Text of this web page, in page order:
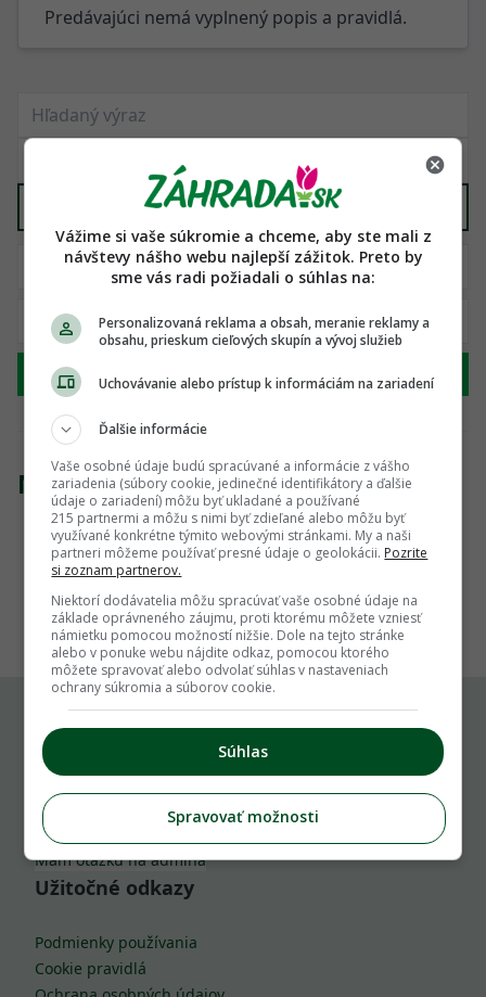
Predávajúci nemá vyplnený popis a pravidlá.
Všetko ostatné
Hľadať
Nenašli sme žiadny produkt
1
Komu môžeš napísať
info@zahrada.sk
Nahlás chybu
Mám otázku na admina
Užitočné odkazy
Podmienky používania
Cookie pravidlá
Vážime si vaše súkromie a chceme, aby ste mali z
návštevy nášho webu najlepší zážitok. Preto by
sme vás radi požiadali o súhlas na:
Personalizovaná reklama a obsah, meranie reklamy a
obsahu, prieskum cieľových skupín a vývoj služieb
Uchovávanie alebo prístup k informáciám na zariadení
Ďalšie informácie
Vaše osobné údaje budú spracúvané a informácie z vášho
zariadenia (súbory cookie, jedinečné identifikátory a ďalšie
údaje o zariadení) môžu byť ukladané a používané
215 partnermi a môžu s nimi byť zdieľané alebo môžu byť
využívané konkrétne týmito webovými stránkami. My a naši
partneri môžeme používať presné údaje o geolokácii. Pozrite
si zoznam partnerov.
Niektorí dodávatelia môžu spracúvať vaše osobné údaje na
základe oprávneného záujmu, proti ktorému môžete vzniesť
námietku pomocou možností nižšie. Dole na tejto stránke
alebo v ponuke webu nájdite odkaz, pomocou ktorého
môžete spravovať alebo odvolať súhlas v nastaveniach
ochrany súkromia a súborov cookie.
Súhlas
Spravovať možnosti